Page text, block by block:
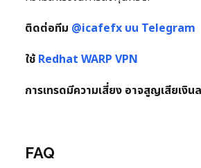
ติดต่อทีม @icafefx บน Telegram
ใช้ Redhat WARP VPN
การเทรดมีความเสี่ยง อาจสูญเสียเงิ
FAQ